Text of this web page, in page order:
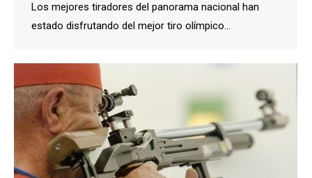
Los mejores tiradores del panorama nacional han
estado disfrutando del mejor tiro olímpico…